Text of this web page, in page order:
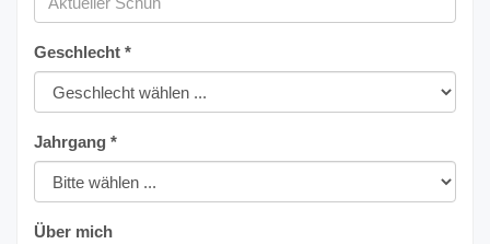
Geschlecht *
Jahrgang *
Über mich